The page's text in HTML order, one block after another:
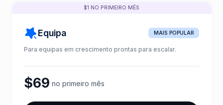
$1 NO PRIMEIRO MÊS
Equipa MAIS POPULAR
Para equipas em crescimento prontas para escalar.
$69 no primeiro mês